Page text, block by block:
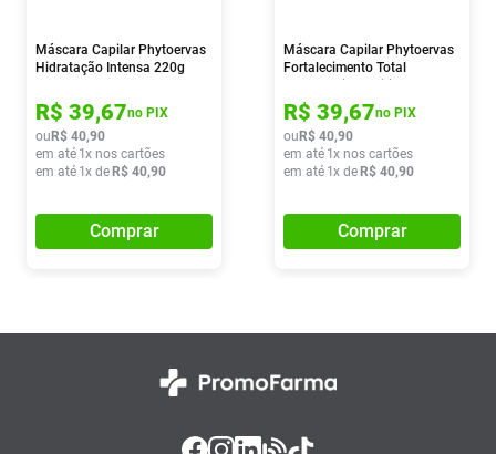
Máscara Capilar Phytoervas
Hidratação Intensa 220g
R$ 39,67no PIX
ou R$ 40,90
em até 1x nos cartões
em até 1x de R$ 40,90
Comprar
Máscara Capilar Phytoervas
Fortalecimento Total
R$ 39,67no PIX
ou R$ 40,90
em até 1x nos cartões
em até 1x de R$ 40,90
Comprar